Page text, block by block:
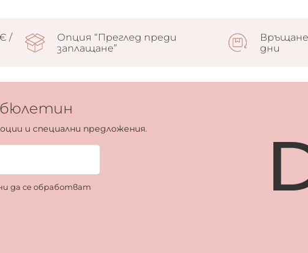
/
Опция “Преглед преди
заплащане”
дни
и специални предложения.
да се обработват